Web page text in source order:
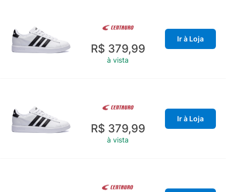
R$ 379,99
à vista
Ir à Loja
R$ 379,99
à vista
Ir à Loja